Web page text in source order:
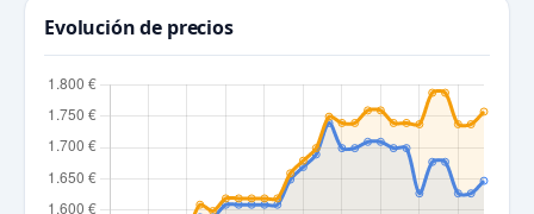
Evolución de precios